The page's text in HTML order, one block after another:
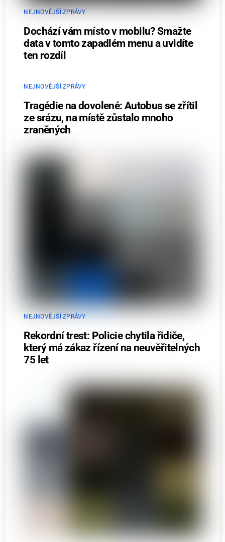
NEJNOVĚJŠÍ ZPRÁVY
Dochází vám místo v mobilu? Smažte
data v tomto zapadlém menu a uvidíte
ten rozdíl
NEJNOVĚJŠÍ ZPRÁVY
Tragédie na dovolené: Autobus se zřítil
ze srázu, na místě zůstalo mnoho
zraněných
NEJNOVĚJŠÍ ZPRÁVY
Rekordní trest: Policie chytila řidiče,
který má zákaz řízení na neuvěřitelných
75 let